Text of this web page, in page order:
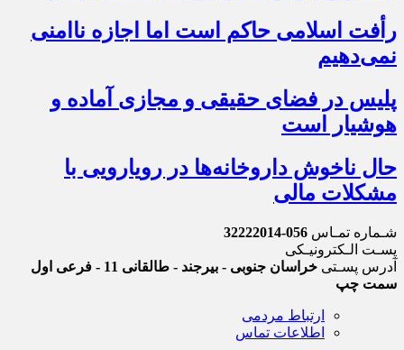
رأفت اسلامی حاکم است اما اجازه ناامنی
نمی‌دهیم
پلیس در فضای حقیقی و مجازی آماده و
هوشیار است
حال ناخوش داروخانه‌ها در رویارویی با
مشکلات مالی
شـماره تمـاس 056-32222014
پسـت الـکترونیـکی
آدرس پسـتی
خراسان جنوبی - بیرجند - طالقانی 11 - فرعی اول
سمت چپ
ارتباط مردمی
اطلاعات تماس